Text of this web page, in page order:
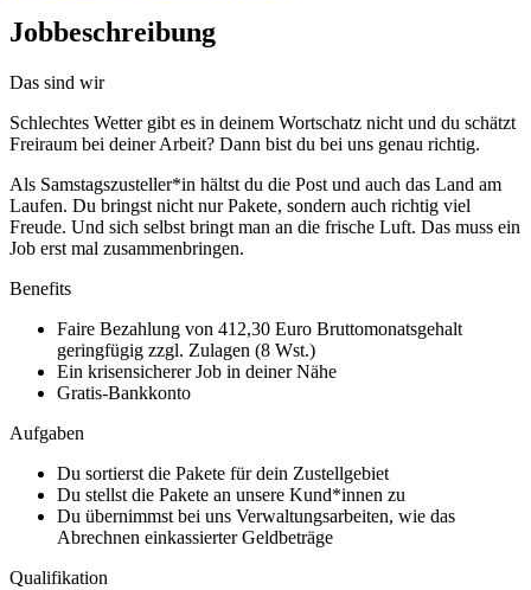
Jobbeschreibung
Das sind wir
Schlechtes Wetter gibt es in deinem Wortschatz nicht und du schätzt
Freiraum bei deiner Arbeit? Dann bist du bei uns genau richtig.
Als Samstagszusteller*in hältst du die Post und auch das Land am
Laufen. Du bringst nicht nur Pakete, sondern auch richtig viel
Freude. Und sich selbst bringt man an die frische Luft. Das muss ein
Job erst mal zusammenbringen.
Benefits
Faire Bezahlung von 412,30 Euro Bruttomonatsgehalt
geringfügig zzgl. Zulagen (8 Wst.)
Ein krisensicherer Job in deiner Nähe
Gratis-Bankkonto
Aufgaben
Du sortierst die Pakete für dein Zustellgebiet
Du stellst die Pakete an unsere Kund*innen zu
Du übernimmst bei uns Verwaltungsarbeiten, wie das
Abrechnen einkassierter Geldbeträge
Qualifikation